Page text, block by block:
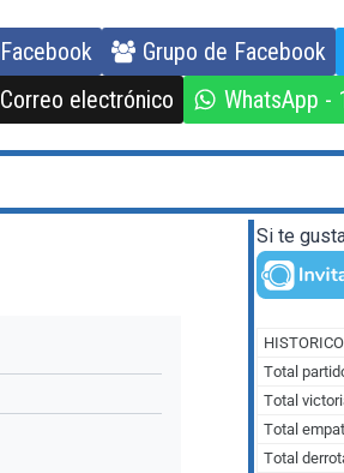
Facebook Grupo de Facebook
Correo electrónico
WhatsApp -
Si te